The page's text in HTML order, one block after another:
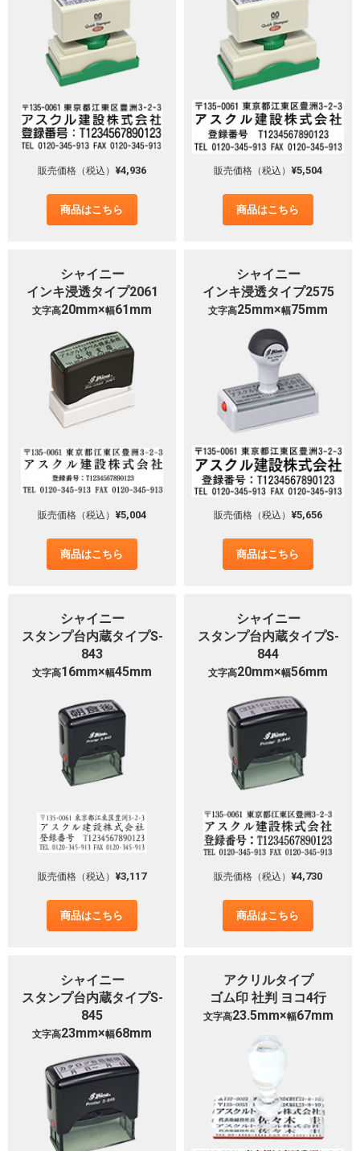
販売価格（税込） ¥4,936
商品はこちら
販売価格（税込） ¥5,504
商品はこちら
シャイニー
インキ浸透タイプ2061
文字高20mm×幅61mm
販売価格（税込） ¥5,004
商品はこちら
シャイニー
インキ浸透タイプ2575
文字高25mm×幅75mm
販売価格（税込） ¥5,656
商品はこちら
シャイニー
スタンプ台内蔵タイプS-
843
文字高16mm×幅45mm
販売価格（税込） ¥3,117
商品はこちら
シャイニー
スタンプ台内蔵タイプS-
844
文字高20mm×幅56mm
販売価格（税込） ¥4,730
商品はこちら
シャイニー
スタンプ台内蔵タイプS-
845
文字高23mm×幅68mm
アクリルタイプ
ゴム印 社判 ヨコ4行
文字高23.5mm×幅67mm